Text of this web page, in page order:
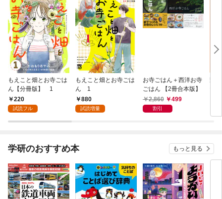
もえこと畑とお寺ごは
ん【分冊版】 1
220
試読フル
もえこと畑とお寺ごは
ん 1
880
試読増量
お寺ごはん＋西洋お寺
ごはん 【2冊合本版】
2,860
499
割引
野
た
学研のおすすめ本 もっと見る